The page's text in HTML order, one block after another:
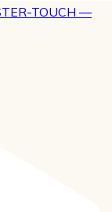
TOUCH —